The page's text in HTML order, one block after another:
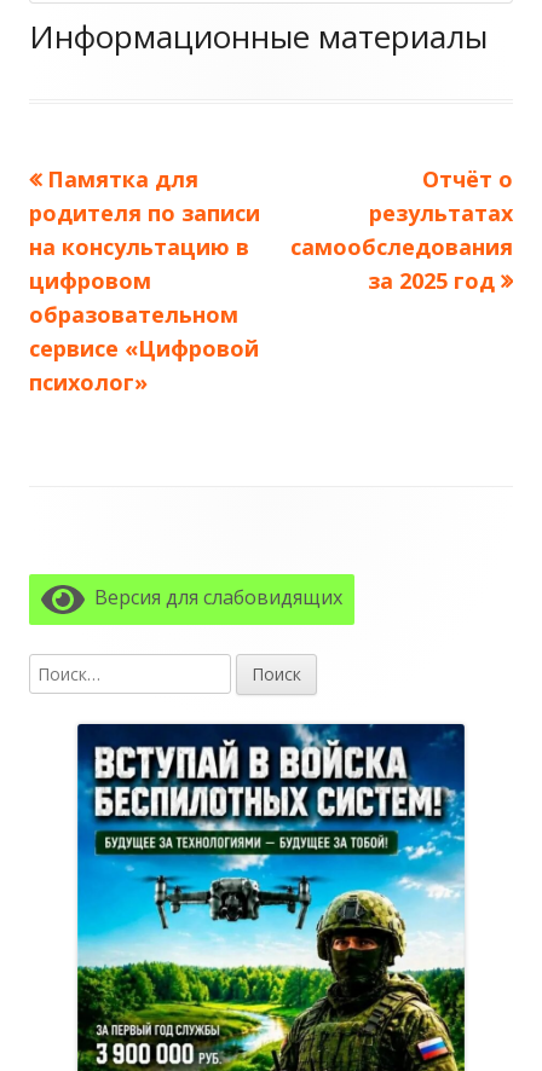
Информационные материалы
Навигация
по
записям
Предыдущая
запись:
Памятка для
родителя по записи
на консультацию в
цифровом
образовательном
сервисе «Цифровой
психолог»
запись:
Отчёт о
результатах
самообследования
за 2025 год
боковая
колонка
Версия для слабовидящих
Найти: